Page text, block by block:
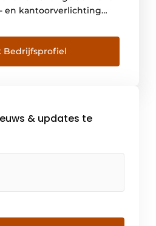
en kantoorverlichting
van je klanten als
We bieden
voor
of werkomgeving –
Bedrijfsprofiel
& updates te